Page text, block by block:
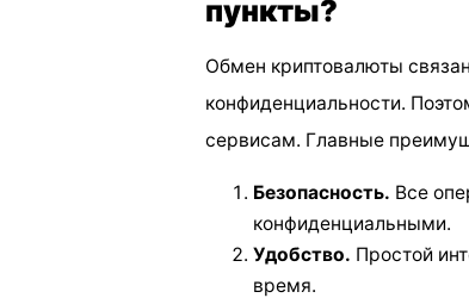
пункты?
Обмен криптовалюты
конфиденциальности.
сервисам. Главные
Безопасность. Все
конфиденциальными.
Удобство. Простой
время.